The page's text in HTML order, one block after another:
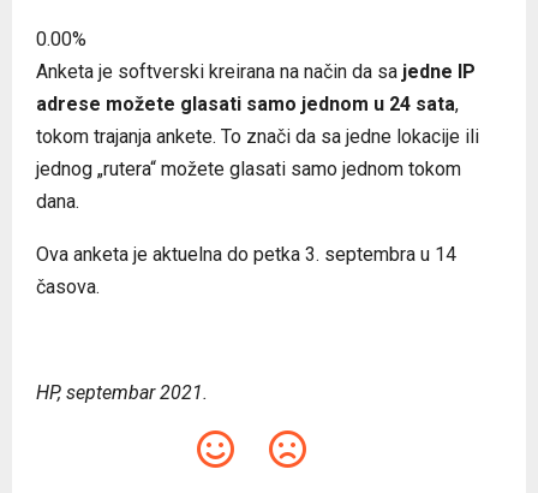
0.00%
Anketa je softverski kreirana na način da sa jedne IP
adrese možete glasati samo jednom u 24 sata,
tokom trajanja ankete. To znači da sa jedne lokacije ili
jednog „rutera“ možete glasati samo jednom tokom
dana.
Ova anketa je aktuelna do petka 3. septembra u 14
časova.
HP, septembar 2021.